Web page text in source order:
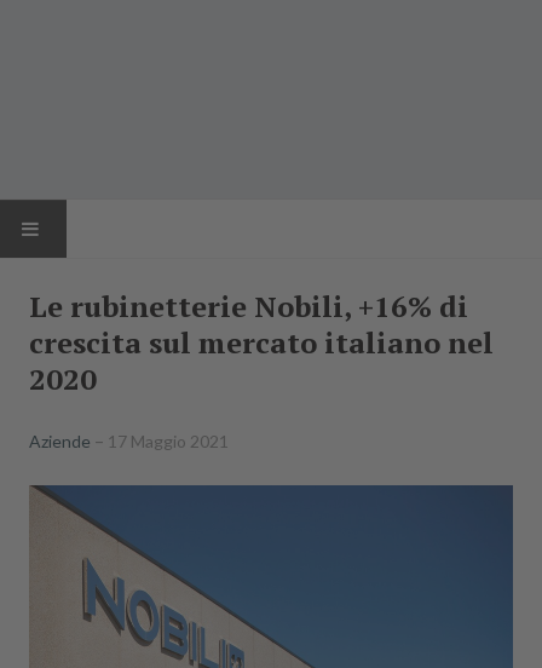
NEWS
RIVISTA
Le rubinetterie Nobili, +16% di
crescita sul mercato italiano nel
2020
Aziende 17 Maggio 2021